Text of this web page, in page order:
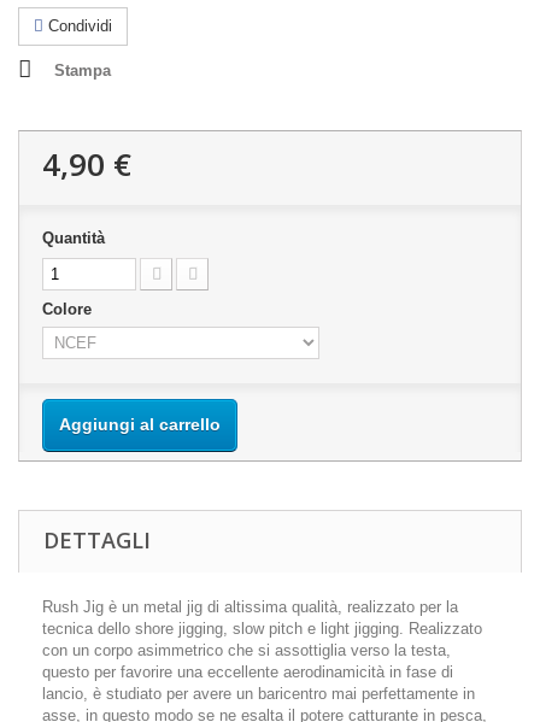
Condividi
Stampa
4,90 €
Quantità
Colore
Aggiungi al carrello
DETTAGLI
Rush Jig è un metal jig di altissima qualità, realizzato per la
tecnica dello shore jigging, slow pitch e light jigging. Realizzato
con un corpo asimmetrico che si assottiglia verso la testa,
questo per favorire una eccellente aerodinamicità in fase di
lancio, è studiato per avere un baricentro mai perfettamente in
asse, in questo modo se ne esalta il potere catturante in pesca,